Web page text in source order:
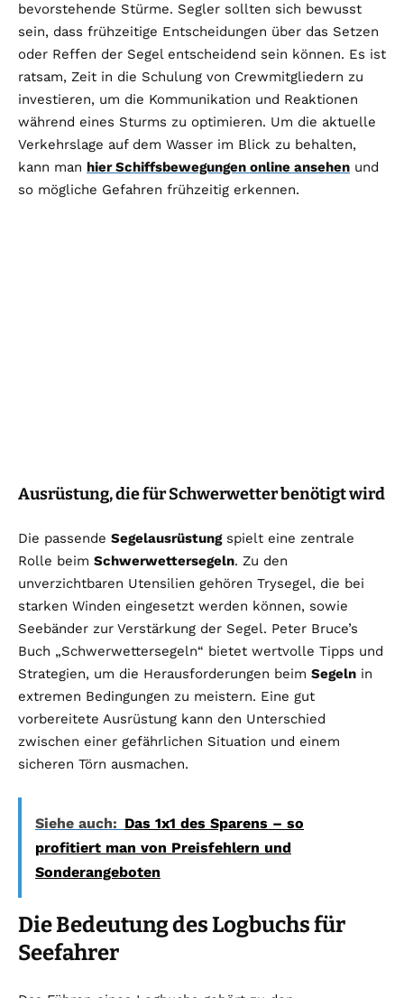
bevorstehende Stürme. Segler sollten sich bewusst
sein, dass frühzeitige Entscheidungen über das Setzen
oder Reffen der Segel entscheidend sein können. Es ist
ratsam, Zeit in die Schulung von Crewmitgliedern zu
investieren, um die Kommunikation und Reaktionen
während eines Sturms zu optimieren. Um die aktuelle
Verkehrslage auf dem Wasser im Blick zu behalten,
kann man hier Schiffsbewegungen online ansehen und
so mögliche Gefahren frühzeitig erkennen.
Ausrüstung, die für Schwerwetter benötigt wird
Die passende Segelausrüstungspielt eine zentrale
Rolle beim Schwerwettersegeln. Zu den
unverzichtbaren Utensilien gehören Trysegel, die bei
starken Winden eingesetzt werden können, sowie
Seebänder zur Verstärkung der Segel. Peter Bruce’s
Buch „Schwerwettersegeln“ bietet wertvolle Tipps und
Strategien, um die Herausforderungen beim Segeln in
extremen Bedingungen zu meistern. Eine gut
vorbereitete Ausrüstung kann den Unterschied
zwischen einer gefährlichen Situation und einem
sicheren Törn ausmachen.
Siehe auch: Das 1x1 des Sparens – so
profitiert man von Preisfehlern und
Sonderangeboten
Die Bedeutung des Logbuchs für
Seefahrer